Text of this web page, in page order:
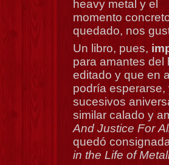
heavy metal y el
momento
quedado, nos
Un libro, pues,
para amantes del
editado y que en
podría
sucesivos
similar calado y
And Justice For
quedó
in the Life of